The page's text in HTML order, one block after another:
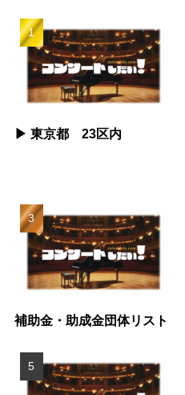
▶︎ 東京都 23区内
補助金・助成金団体リスト